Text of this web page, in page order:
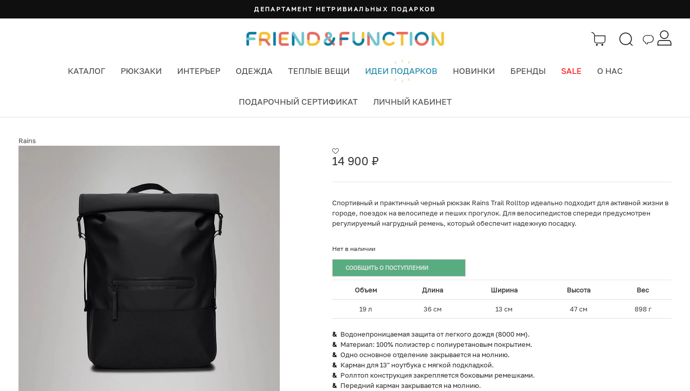
ДЕПАРТАМЕНТ НЕТРИВИАЛЬНЫХ ПОДАРКОВ
КАТАЛОГ РЮКЗАКИ ИНТЕРЬЕР ОДЕЖДА ТЕПЛЫЕ ВЕЩИ ИДЕИ ПОДАРКОВ НОВИНКИ БРЕНДЫ SALE О НАС
ПОДАРОЧНЫЙ СЕРТИФИКАТ ЛИЧНЫЙ КАБИНЕТ
Rains
14 900 ₽
Спортивный и практичный черный рюкзак Rains Trail Rolltop идеально подходит для активной жизни в
городе, поездок на велосипеде и пеших прогулок. Для велосипедистов спереди предусмотрен
регулируемый нагрудный ремень, который обеспечит надежную посадку.
Нет в наличии
СООБЩИТЬ О ПОСТУПЛЕНИИ
Объем Длина Ширина Высота Вес
19 л 36 см 13 см 47 см 898 г
Водонепроницаемая защита от легкого дождя (8000 мм).
Материал: 100% полиэстер с полиуретановым покрытием.
Одно основное отделение закрывается на молнию.
Карман для 13" ноутбука с мягкой подкладкой.
Роллтоп конструкция закрепляется боковыми ремешками.
Передний карман закрывается на молнию.